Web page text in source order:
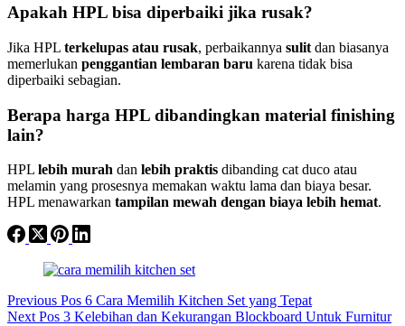
Apakah HPL bisa diperbaiki jika rusak?
Jika HPL terkelupas atau rusak, perbaikannya sulit dan biasanya
memerlukan penggantian lembaran baru karena tidak bisa
diperbaiki sebagian.
Berapa harga HPL dibandingkan material finishing
lain?
HPL lebih murah dan lebih praktis dibanding cat duco atau
melamin yang prosesnya memakan waktu lama dan biaya besar.
HPL menawarkan tampilan mewah dengan biaya lebih hemat.
Previous Pos 6 Cara Memilih Kitchen Set yang Tepat
NextPos 3 Kelebihan dan Kekurangan Blockboard Untuk Furnitur